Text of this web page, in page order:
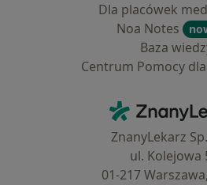
Dla placówek
Noa Notes
Baza
Centrum Pomocy
ZnanyLekarz
ul. Kolejowa
01-217